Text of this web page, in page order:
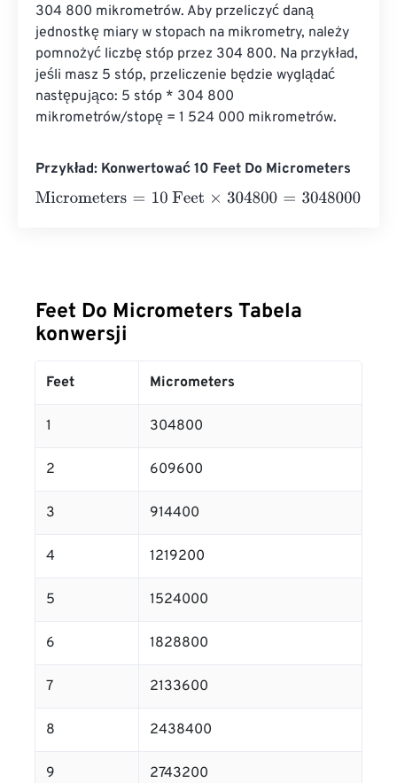
304 800 mikrometrów. Aby przeliczyć daną
jednostkę miary w stopach na mikrometry, należy
pomnożyć liczbę stóp przez 304 800. Na przykład,
jeśli masz 5 stóp, przeliczenie będzie wyglądać
następująco: 5 stóp * 304 800
mikrometrów/stopę = 1 524 000 mikrometrów.
Przykład: Konwertować 10 Feet Do Micrometers
Micrometers=10 Feet ×304800=3048000 Micrometers
Feet Do Micrometers Tabela
konwersji
Feet Micrometers
1 304800
2 609600
3 914400
4 1219200
5 1524000
6 1828800
7 2133600
8 2438400
9 2743200